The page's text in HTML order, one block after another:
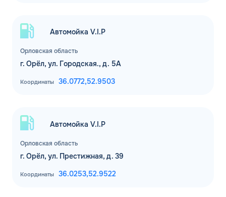
Орловская область
Автомойка V.I.P
г. Орёл, ул. Городская., д. 5А
Координаты 36.0772,52.9503
Орловская область
Автомойка V.I.P
г. Орёл, ул. Престижная, д. 39
Координаты 36.0253,52.9522
обработкой персональных данных